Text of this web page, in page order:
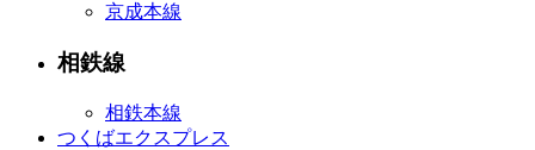
京成本線
相鉄線
相鉄本線
つくばエクスプレス